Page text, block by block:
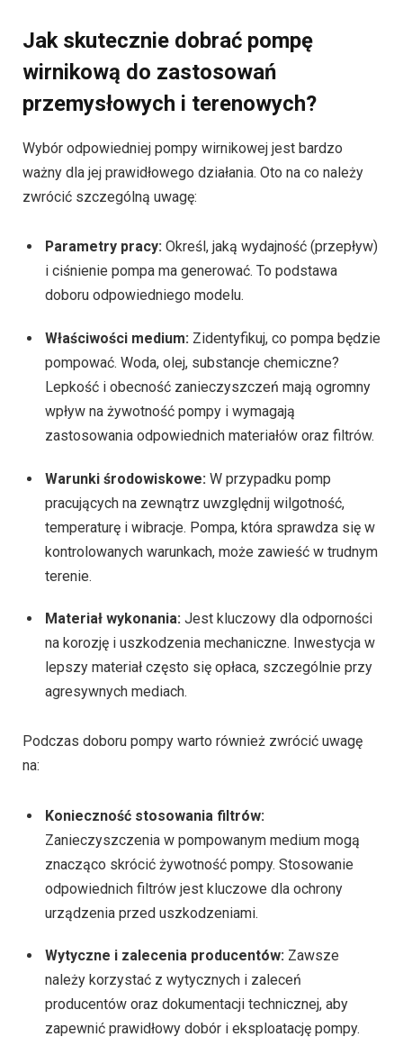
Jak skutecznie dobrać pompę
wirnikową do zastosowań
przemysłowych i terenowych?
Wybór odpowiedniej pompy wirnikowej jest bardzo
ważny dla jej prawidłowego działania. Oto na co należy
zwrócić szczególną uwagę:
Parametry pracy: Określ, jaką wydajność (przepływ)
i ciśnienie pompa ma generować. To podstawa
doboru odpowiedniego modelu.
Właściwości medium: Zidentyfikuj, co pompa będzie
pompować. Woda, olej, substancje chemiczne?
Lepkość i obecność zanieczyszczeń mają ogromny
wpływ na żywotność pompy i wymagają
zastosowania odpowiednich materiałów oraz filtrów.
Warunki środowiskowe: W przypadku pomp
pracujących na zewnątrz uwzględnij wilgotność,
temperaturę i wibracje. Pompa, która sprawdza się w
kontrolowanych warunkach, może zawieść w trudnym
terenie.
Materiał wykonania: Jest kluczowy dla odporności
na korozję i uszkodzenia mechaniczne. Inwestycja w
lepszy materiał często się opłaca, szczególnie przy
agresywnych mediach.
Podczas doboru pompy warto również zwrócić uwagę
na:
Konieczność stosowania filtrów:
Zanieczyszczenia w pompowanym medium mogą
znacząco skrócić żywotność pompy. Stosowanie
odpowiednich filtrów jest kluczowe dla ochrony
urządzenia przed uszkodzeniami.
Wytyczne i zalecenia producentów: Zawsze
należy korzystać z wytycznych i zaleceń
producentów oraz dokumentacji technicznej, aby
zapewnić prawidłowy dobór i eksploatację pompy.